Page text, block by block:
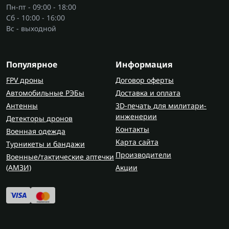
Для сухости стоит выбрать сушкар, ведь пот
также способствует быстрому охлаждению.
туристические кофеварки
подобрать в одном месте - именно такой
функционал предлагает маркетплейс FlashArmy.
Где приобрести резиновые бахилы?
Подобрать резиновые бахилы и утепленные
модели можно на сайте. В FlashArmy удобно
собрать комплект для походов или службы - от
защиты ног до полного комплекта военного
снаряжения. Когда ноги сухие и теплые, никакие
Пн-пт - 09:00 - 18:00
Сб - 10:00 - 16:00
Вс - выходной
Популярное
FPV дроны
Автомобильные РЭБы
Антенны
Детекторы дронов
Военная одежда
Турникеты и бандажи
Военные/тактические аптечки
(AMЗИ)
Информация
Договор оферты
Доставка и оплата
3D-печать для милитари-
инженерии
Контакты
Карта сайта
Производители
Акции